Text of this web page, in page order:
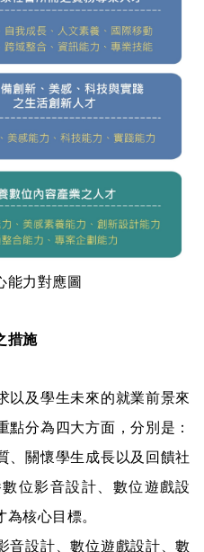
能力對應圖
措施
以及學生未來的就業前景來
分為四大方面，分別是：
、關懷學生成長以及回饋社
位影音設計、數位遊戲設
核心目標。
音設計、數位遊戲設計、數